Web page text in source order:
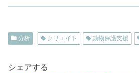
分析 クリエイト 動物保護支援
シェアする